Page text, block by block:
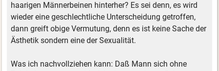
haarigen Männerbeinen hinterher? Es sei denn, es wird
wieder eine geschlechtliche Unterscheidung getroffen,
dann greift obige Vermutung, denn es ist keine Sache der
Ästhetik sondern eine der Sexualität.
Was ich nachvollziehen kann: Daß Mann sich ohne